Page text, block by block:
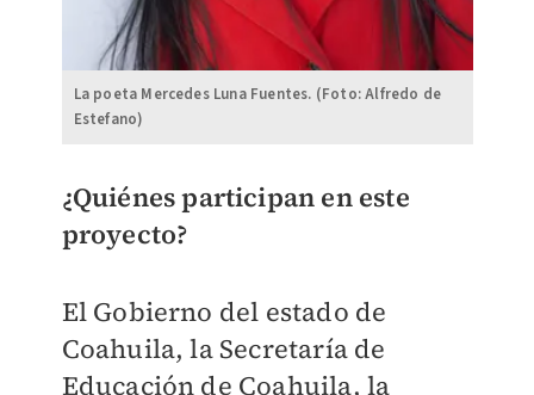
La poeta Mercedes Luna Fuentes. (Foto: Alfredo de
Estefano)
¿Quiénes participan en este
proyecto?
El Gobierno del estado de
Coahuila, la Secretaría de
Educación de Coahuila, la